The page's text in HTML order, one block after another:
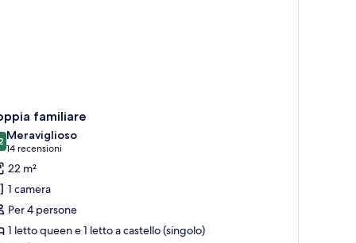
familiare
su 10
Meraviglioso
14 recensioni
(14
recensioni)
22 m²
1 camera
Per 4 persone
1 letto queen e 1 letto a castello (singolo)